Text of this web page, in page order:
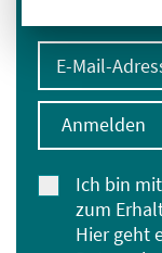
E-Mail-Adresse
Ich bin
zum
Hier geht
Anmelden